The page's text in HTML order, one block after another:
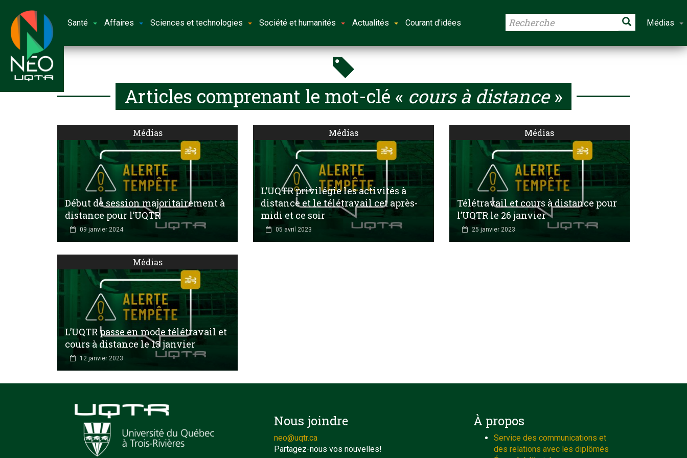
Santé Affaires Sciences et technologies Société et humanités Actualités Courant d'idées Médias
Articles comprenant le mot-clé « cours à distance»
Médias
Début de session majoritairement à
distance pour l’UQTR
09 janvier 2024
Médias
L’UQTR privilégie les activités à
distance et le télétravail cet après-
midi et ce soir
05 avril 2023
Médias
Télétravail et cours à distance pour
l’UQTR le 26 janvier
25 janvier 2023
Médias
L’UQTR passe en mode télétravail et
cours à distance le 13 janvier
12 janvier 2023
Nous joindre
neo@uqtr.ca
Partagez-nous vos nouvelles!
À propos
Service des communications et
des relations avec les diplômés